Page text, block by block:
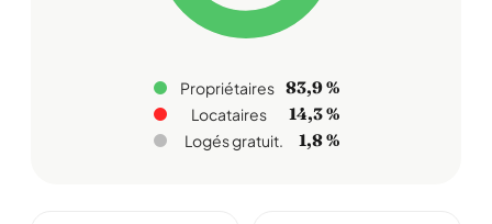
Propriétaires 83,9 %
Locataires 14,3 %
Logés gratuit. 1,8 %